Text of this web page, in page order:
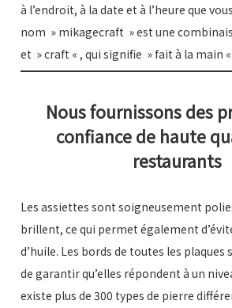
à l’endroit, à la date et à l’heure que
nom » mikagecraft » est une
et » craft « , qui signifie » fait à la main «
Nous fournissons des
confiance de haute
restaurants
Les assiettes sont soigneusement polies
brillent, ce qui permet également
d’huile. Les bords de toutes les
de garantir qu’elles répondent à un
existe plus de 300 types de pierre